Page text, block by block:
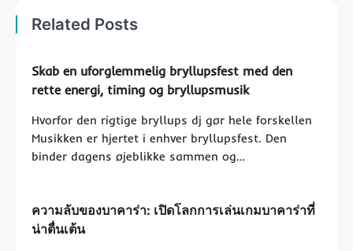
Related Posts
Skab en uforglemmelig bryllupsfest med den
rette energi, timing og bryllupsmusik
Hvorfor den rigtige bryllups dj gør hele forskellen
Musikken er hjertet i enhver bryllupsfest. Den
binder dagens øjeblikke sammen og…
ความลับของบาคาร่า: เปิดโลกการเล่นเกมบาคาร่าที่
น่าตื่นเต้น